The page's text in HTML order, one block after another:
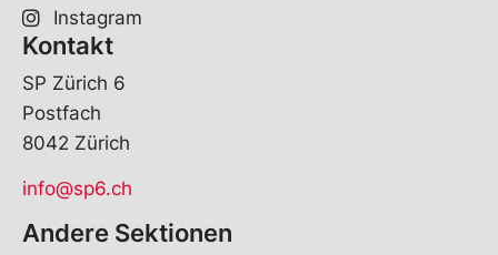
Instagram
Kontakt
SP Zürich 6
Postfach
8042 Zürich
info@sp6.ch
Andere Sektionen